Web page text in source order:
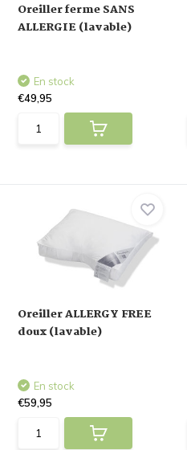
Oreiller ferme SANS
ALLERGIE (lavable)
En stock
€49,95
Oreiller ALLERGY FREE
doux (lavable)
En stock
€59,95